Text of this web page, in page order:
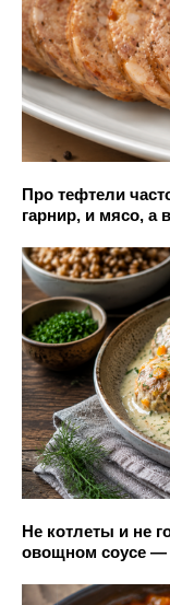
Про тефтели
гарнир, и мясо,
Не котлеты и не
овощном соусе —